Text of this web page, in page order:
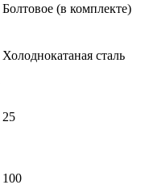
Болтовое (в комплекте)
Холоднокатаная сталь
25
100